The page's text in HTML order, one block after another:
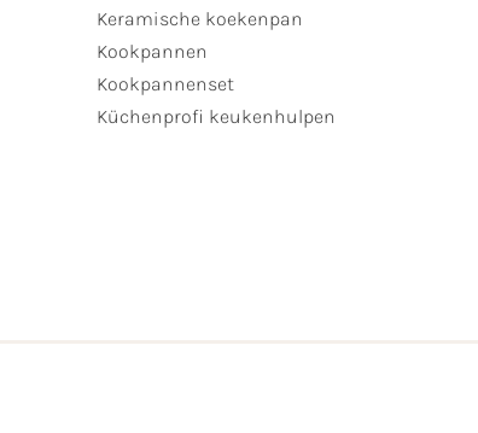
Keramische koekenpan
Kookpannen
Kookpannenset
Küchenprofi keukenhulpen